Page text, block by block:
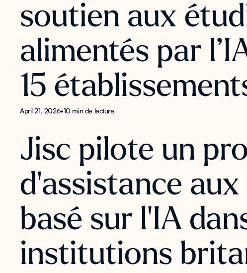
soutien aux
alimentés par
15
April 21, 2026•10 min de lecture
Jisc pilote un
d'assistance
basé sur l'IA
institutions